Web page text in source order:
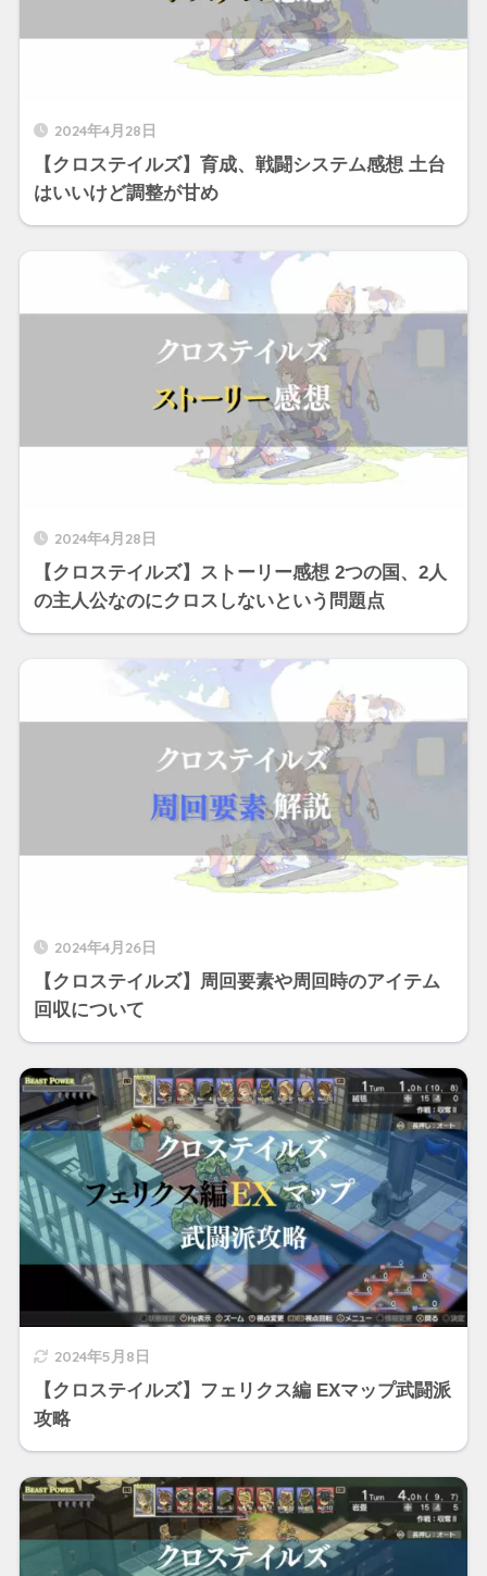
2024年4月28日
【クロステイルズ】育成、戦闘システム感想 土台
はいいけど調整が甘め
2024年4月28日
【クロステイルズ】ストーリー感想 2つの国、2人
の主人公なのにクロスしないという問題点
2024年4月26日
【クロステイルズ】周回要素や周回時のアイテム
回収について
2024年5月8日
【クロステイルズ】フェリクス編 EXマップ武闘派
攻略